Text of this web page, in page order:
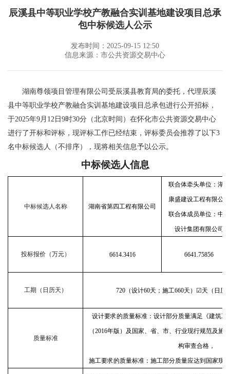
辰溪县中等职业学校产教融合实训基地建设项目总承
包中标候选人公示
发布时间：2025-09-15 12:50
信息来源：市公共资源交易中心
湖南尊领项目管理有限公司受辰溪县教育局的委托，代理辰溪
县中等职业学校产教融合实训基地建设项目总承包进行公开招标，
于2025年9月12日9时30分（北京时间）在怀化市公共资源交易中心
进行了开标和评标，现评标工作已经结束，评标委员会推荐了以下3
名中标候选人（不排序），现将相关信息予以公示。
中标候选人信息
中标候选人名称 湖南省第四工程有限公司
联合体牵头单位：湖南
康盛建设工程有限公司
联合体成员单位：中述
设计集团有限公司
投标报价（万元） 6614.3416 6641.75856
工期（日历天） 720（设计60天；施工660天）☑天（日历
质量标准
设计要求的质量标准：设计部分质量满足《建筑
（2016年版）及国家、省、市、行业现行规范及施
构审查合格，
施工要求的质量标准：施工部分质量应达到国家现